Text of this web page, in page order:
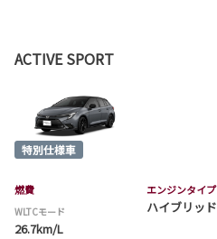
ACTIVE SPORT
燃費
WLTCモード
26.7km/L
エンジンタイプ
ハイブリッド